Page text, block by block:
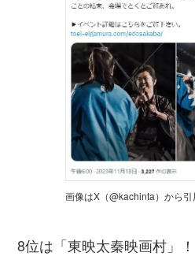
画像はX（@kachinta）から引
8位は「東映太秦映画村」！